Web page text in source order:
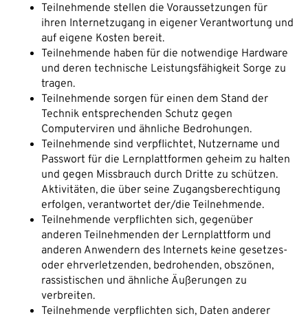
Teilnehmende stellen die Voraussetzungen für
ihren Internetzugang in eigener Verantwortung und
auf eigene Kosten bereit.
Teilnehmende haben für die notwendige Hardware
und deren technische Leistungsfähigkeit Sorge zu
tragen.
Teilnehmende sorgen für einen dem Stand der
Technik entsprechenden Schutz gegen
Computerviren und ähnliche Bedrohungen.
Teilnehmende sind verpflichtet, Nutzername und
Passwort für die Lernplattformen geheim zu halten
und gegen Missbrauch durch Dritte zu schützen.
Aktivitäten, die über seine Zugangsberechtigung
erfolgen, verantwortet der/die Teilnehmende.
Teilnehmende verpflichten sich, gegenüber
anderen Teilnehmenden der Lernplattform und
anderen Anwendern des Internets keine gesetzes-
oder ehrverletzenden, bedrohenden, obszönen,
rassistischen und ähnliche Äußerungen zu
verbreiten.
Teilnehmende verpflichten sich, Daten anderer